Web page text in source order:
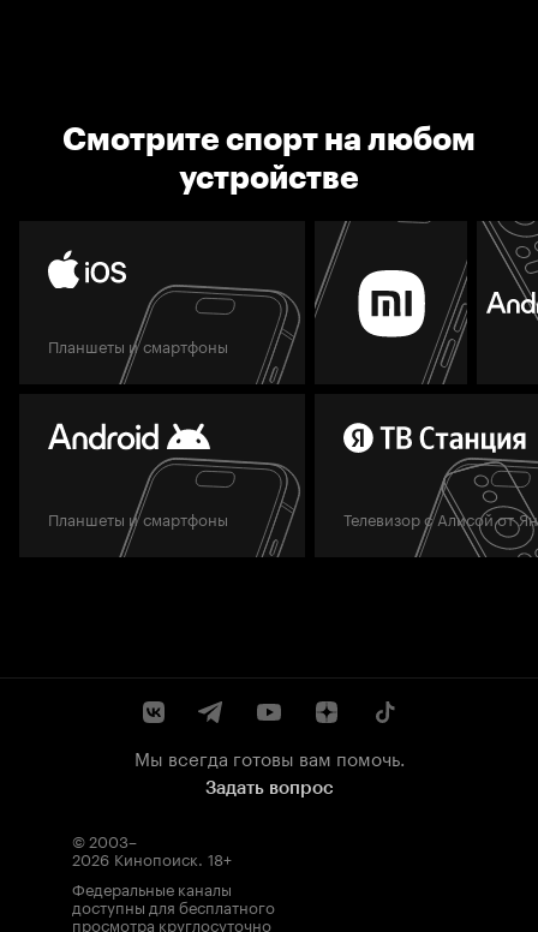
Смотрите спорт на любом
устройстве
Планшеты и смартфоны
Планшеты и смартфоны Телевизор с Алисой от
Мы всегда готовы вам помочь.
Задать вопрос
© 2003–
2026 Кинопоиск. 18+
Федеральные каналы
доступны для бесплатного
просмотра круглосуточно